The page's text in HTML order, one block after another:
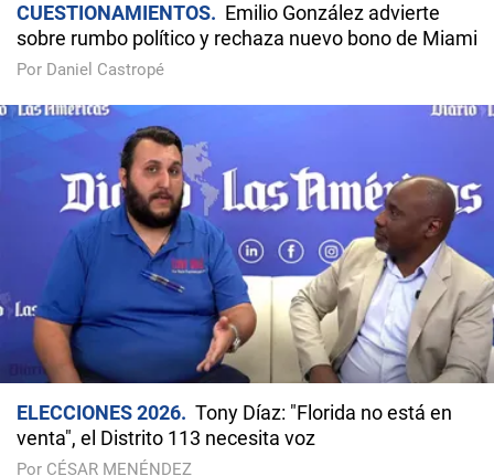
CUESTIONAMIENTOS
Emilio González advierte
sobre rumbo político y rechaza nuevo bono de Miami
Por Daniel Castropé
ELECCIONES 2026
Tony Díaz: "Florida no está en
venta", el Distrito 113 necesita voz
Por CÉSAR MENÉNDEZ